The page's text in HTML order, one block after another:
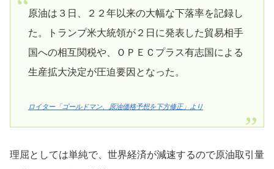
原油は３日、２２年以来の大幅な下落率を記録し
た。トランプ米大統領が２日に発表した貿易相手
国への相互関税や、ＯＰＥＣプラス有志国による
生産拡大決定が圧迫要因となった。
ロイター「ゴールドマン、原油価格予想を下方修正」より
理屈としては単純で、世界経済が減速するので原油取引量